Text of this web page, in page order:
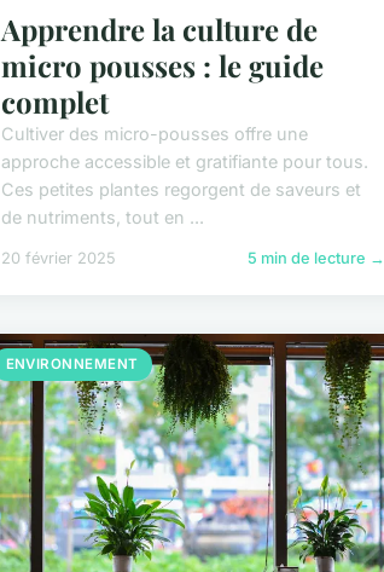
Apprendre la culture de
micro pousses : le guide
complet
Cultiver des micro-pousses offre une
approche accessible et gratifiante pour tous.
Ces petites plantes regorgent de saveurs et
de nutriments, tout en ...
20 février 2025 5 min de lecture →
ENVIRONNEMENT